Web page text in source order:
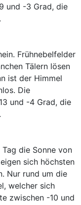
und -3 Grad, die
Frühnebelfelder
Tälern lösen
ist der Himmel
Die
und -4 Grad, die
die Sonne von
sich höchsten
Nur rund um die
welcher sich
zwischen -10 und